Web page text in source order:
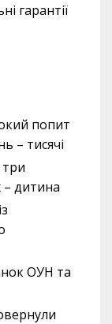
гарантії
попит
– тисячі
три
– дитина
ОУН та